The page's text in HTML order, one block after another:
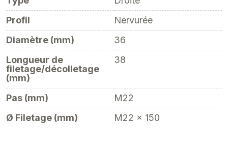
Profil
Nervurée
Diamètre (mm)
36
Longueur de
filetage/décolletage
(mm)
38
Pas (mm)
M22
Ø Filetage (mm)
M22 x 150